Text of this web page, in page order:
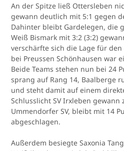
An der Spitze ließ Ottersleben
gewann deutlich mit 5:1 gegen
Dahinter bleibt Gardelegen, die
Weiß Bismark mit 3:2 (3:2)
verschärfte sich die Lage für den
bei Preussen Schönhausen war
Beide Teams stehen nun bei 24
sprang auf Rang 14, Baalberge
und steht damit auf einem
Schlusslicht SV Irxleben gewann
Ummendorfer SV, bleibt mit 14
abgeschlagen.
Außerdem besiegte Saxonia